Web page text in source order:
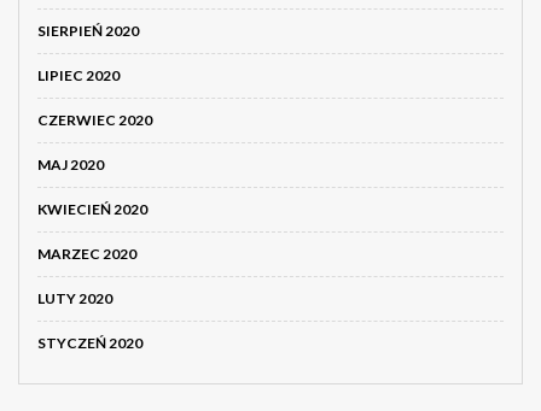
SIERPIEŃ 2020
LIPIEC 2020
CZERWIEC 2020
MAJ 2020
KWIECIEŃ 2020
MARZEC 2020
LUTY 2020
STYCZEŃ 2020